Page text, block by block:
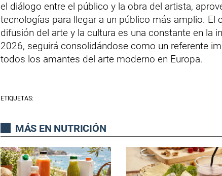
el diálogo entre el público y la obra del artista,
tecnologías para llegar a un público más amplio. El
difusión del arte y la cultura es una constante en la
2026, seguirá consolidándose como un referente
todos los amantes del arte moderno en Europa.
ETIQUETAS:
MÁS EN NUTRICIÓN